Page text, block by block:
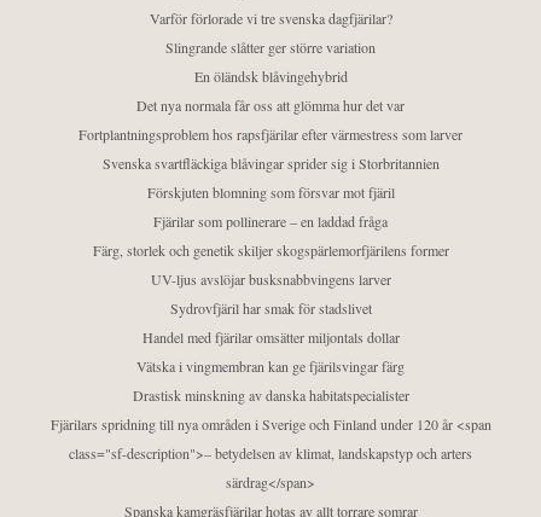
Varför förlorade vi tre svenska dagfjärilar?
Slingrande slåtter ger större variation
En öländsk blåvingehybrid
Det nya normala får oss att glömma hur det var
Fortplantningsproblem hos rapsfjärilar efter värmestress som larver
Svenska svartfläckiga blåvingar sprider sig i Storbritannien
Förskjuten blomning som försvar mot fjäril
Fjärilar som pollinerare – en laddad fråga
Färg, storlek och genetik skiljer skogspärlemorfjärilens former
UV-ljus avslöjar busksnabbvingens larver
Sydrovfjäril har smak för stadslivet
Handel med fjärilar omsätter miljontals dollar
Vätska i vingmembran kan ge fjärilsvingar färg
Drastisk minskning av danska habitatspecialister
Fjärilars spridning till nya områden i Sverige och Finland under 120 år <span
class="sf-description">– betydelsen av klimat, landskapstyp och arters
särdrag</span>
Spanska kamgräsfjärilar hotas av allt torrare somrar